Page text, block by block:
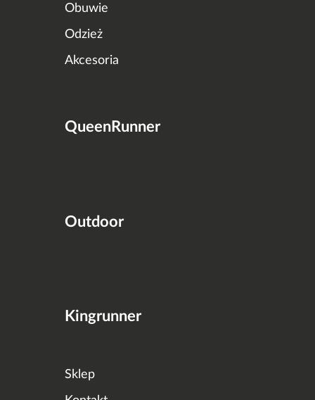
Obuwie
Odzież
Akcesoria
QueenRunner
Outdoor
Kingrunner
Sklep